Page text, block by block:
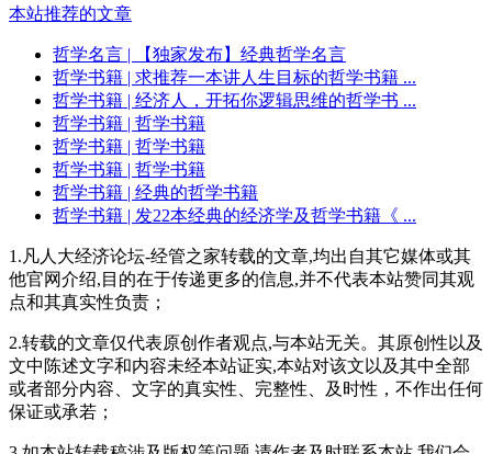
本站推荐的文章
哲学名言 | 【独家发布】经典哲学名言
哲学书籍 | 求推荐一本讲人生目标的哲学书籍 ...
哲学书籍 | 经济人，开拓你逻辑思维的哲学书 ...
哲学书籍 | 哲学书籍
哲学书籍 | 哲学书籍
哲学书籍 | 哲学书籍
哲学书籍 | 经典的哲学书籍
哲学书籍 | 发22本经典的经济学及哲学书籍《 ...
1.凡人大经济论坛-经管之家转载的文章,均出自其它媒体或其
他官网介绍,目的在于传递更多的信息,并不代表本站赞同其观
点和其真实性负责；
2.转载的文章仅代表原创作者观点,与本站无关。其原创性以及
文中陈述文字和内容未经本站证实,本站对该文以及其中全部
或者部分内容、文字的真实性、完整性、及时性，不作出任何
保证或承若；